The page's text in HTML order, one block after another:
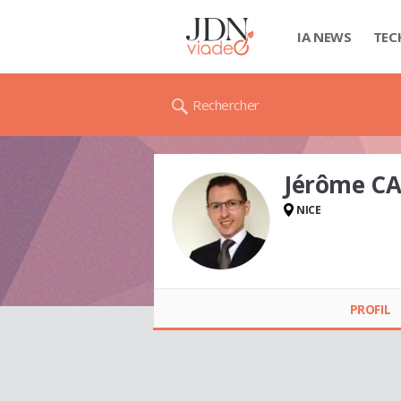
IA NEWS
Rechercher
Jérôme
NICE
PROFIL